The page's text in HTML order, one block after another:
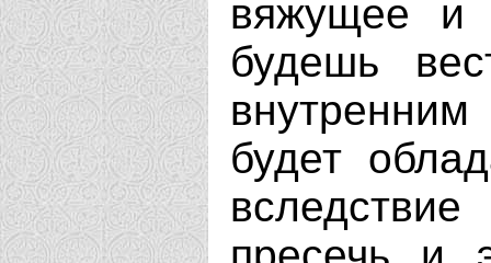
вяжущее и
будешь
будет